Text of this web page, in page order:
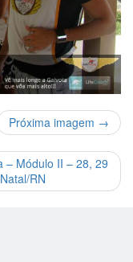
Próxima imagem →
– Módulo II – 28, 29
RN